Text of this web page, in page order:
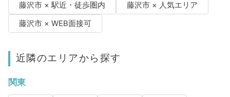
藤沢市 × 駅近・徒歩圏内
藤沢市 × 人気エリア
藤沢市 × WEB面接可
近隣のエリアから探す
関東